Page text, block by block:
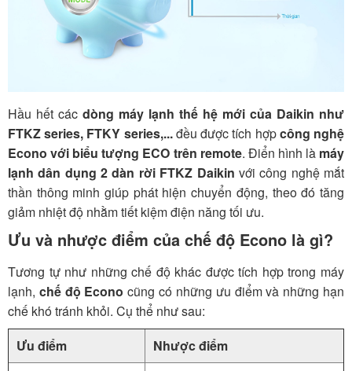
Hầu hết các dòng máy lạnh thế hệ mới của Daikin như
FTKZ series, FTKY series,...đều được tích hợpcông nghệ
Econo với biểu tượng ECO trên remote. Điển hình là máy
lạnh dân dụng 2 dàn rời FTKZ Daikin với công nghệ mắt
thần thông minh giúp phát hiện chuyển động, theo đó tăng
giảm nhiệt độ nhằm tiết kiệm điện năng tối ưu.
Ưu và nhược điểm của chế độ Econo là gì?
Tương tự như những chế độ khác được tích hợp trong máy
lạnh, chế độ Econocũng có những ưu điểm và những hạn
chế khó tránh khỏi. Cụ thể như sau:
Ưu điểm
Nhược điểm